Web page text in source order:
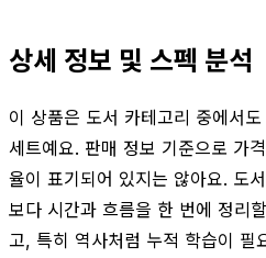
상세 정보 및 스펙 분석
이 상품은 도서 카테고리 중에서
세트예요. 판매 정보 기준으로 가
율이 표기되어 있지는 않아요. 도
보다 시간과 흐름을 한 번에 정리
고, 특히 역사처럼 누적 학습이 필